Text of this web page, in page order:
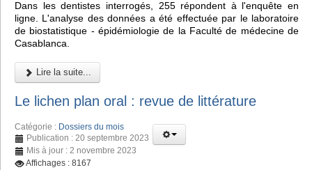
Dans les dentistes interrogés, 255 répondent à l'enquête en
ligne. L'analyse des données a été effectuée par le laboratoire
de biostatistique - épidémiologie de la Faculté de médecine de
Casablanca.
Lire la suite...
Le lichen plan oral : revue de littérature
Catégorie : Dossiers du mois
Publication : 20 septembre 2023
Mis à jour : 2 novembre 2023
Affichages : 8167